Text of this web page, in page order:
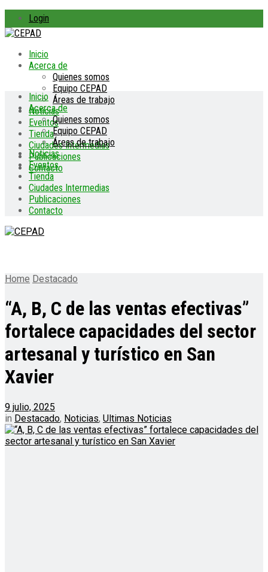
Login
Inicio
Acerca de
Quienes somos
Equipo CEPAD
Áreas de trabajo
Noticias
Eventos
Tienda
Ciudades Intermedias
Publicaciones
Contacto
Inicio
Acerca de
Quienes somos
Equipo CEPAD
Áreas de trabajo
Noticias
Eventos
Tienda
Ciudades Intermedias
Publicaciones
Contacto
Home Destacado
“A, B, C de las ventas efectivas”
fortalece capacidades del sector
artesanal y turístico en San
Xavier
9 julio, 2025
in Destacado, Noticias, Ultimas Noticias